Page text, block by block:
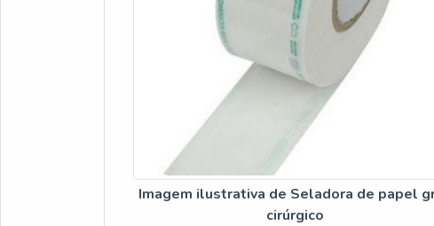
Imagem ilustrativa de Seladora de papel
cirúrgico